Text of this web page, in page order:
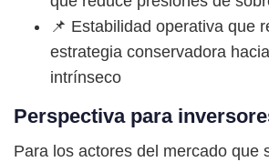
📌 Estabilidad operativa que
estrategia conservadora
intrínseco
Perspectiva para
Para los actores del mercado que